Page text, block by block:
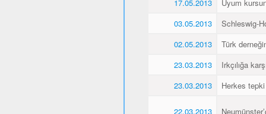
17.05.2013
Uyum
03.05.2013
Schleswig-
02.05.2013
Türk
23.03.2013
Irkçılığa
23.03.2013
Herkes
22.03.2013